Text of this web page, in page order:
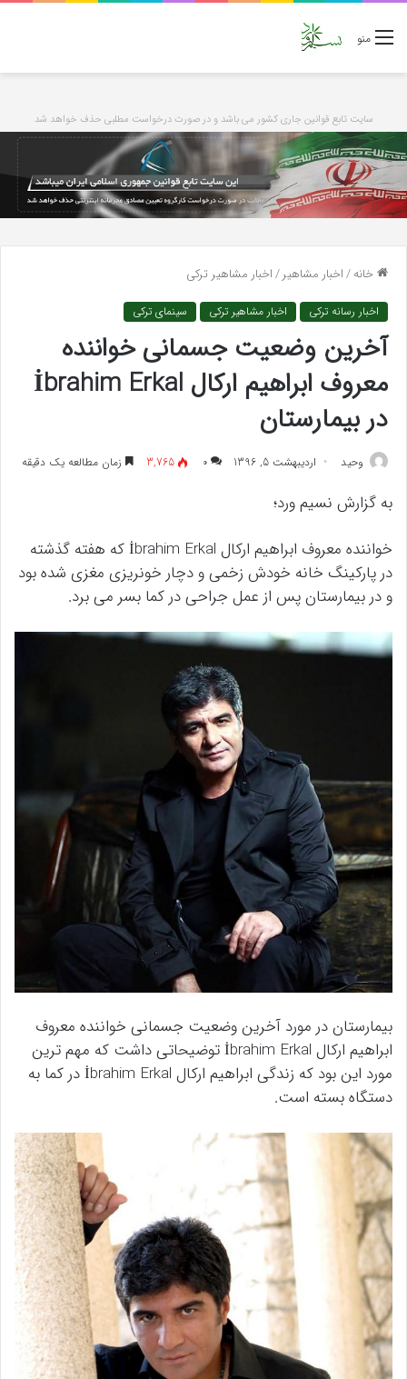
منو
سایت تابع قوانین جاری کشور می باشد و در صورت درخواست مطلبی حذف خواهد شد
خانه/اخبار مشاهیر/اخبار مشاهیر ترکی
اخبار رسانه ترکی اخبار مشاهیر ترکی سینمای ترکی
آخرین وضعیت جسمانی خواننده
معروف ابراهیم ارکال İbrahim Erkal
در بیمارستان
وحید اردیبهشت 5, 1396 ۰ 3,765 زمان مطالعه یک دقیقه
به گزارش نسیم ورد؛
خواننده معروف ابراهیم ارکال İbrahim Erkal که هفته گذشته
در پارکینگ خانه خودش زخمی و دچار خونریزی مغزی شده بود
و در بیمارستان پس از عمل جراحی در کما بسر می برد.
بیمارستان در مورد آخرین وضعیت جسمانی خواننده معروف
ابراهیم ارکال İbrahim Erkal توضیحاتی داشت که مهم ترین
مورد این بود که زندگی ابراهیم ارکال İbrahim Erkal در کما به
دستگاه بسته است.